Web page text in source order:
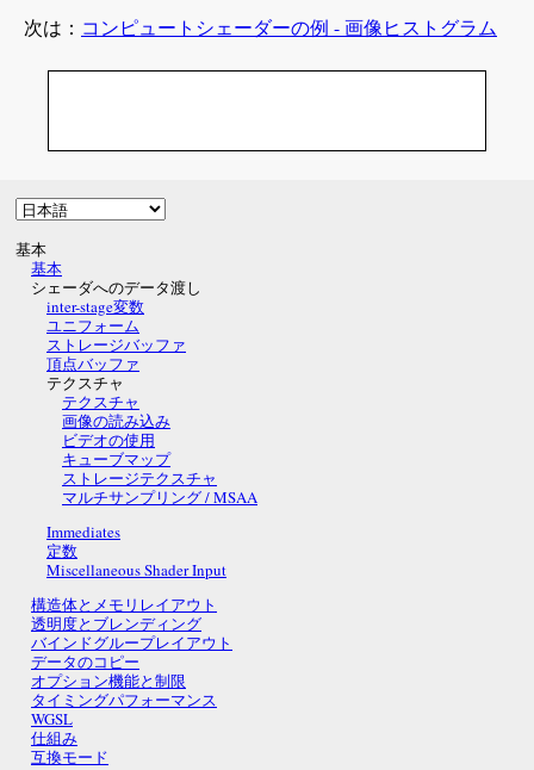
次は： コンピュートシェーダーの例 - 画像ヒストグラム
基本
基本
シェーダへのデータ渡し
inter-stage変数
ユニフォーム
ストレージバッファ
頂点バッファ
テクスチャ
テクスチャ
画像の読み込み
ビデオの使用
キューブマップ
ストレージテクスチャ
マルチサンプリング / MSAA
Immediates
定数
Miscellaneous Shader Input
構造体とメモリレイアウト
透明度とブレンディング
バインドグループレイアウト
データのコピー
オプション機能と制限
タイミングパフォーマンス
WGSL
仕組み
互換モード